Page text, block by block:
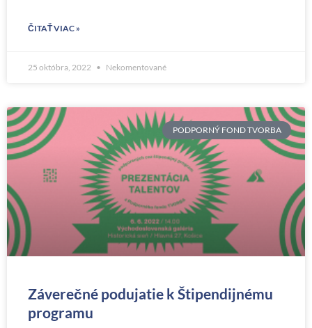
ČITAŤ VIAC »
25 októbra, 2022 Nekomentované
PODPORNÝ FOND TVORBA
Záverečné podujatie k Štipendijnému
programu